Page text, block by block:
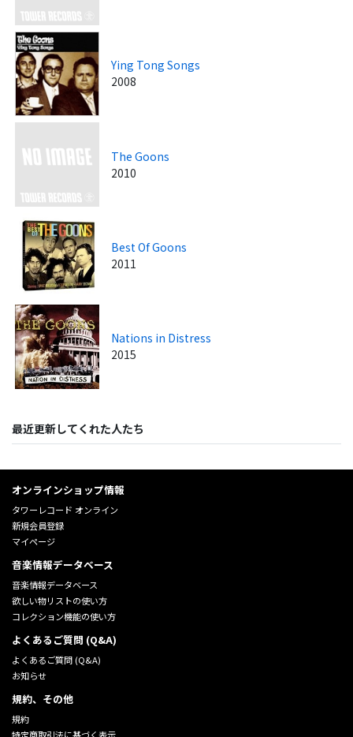
Ying Tong Songs
2008
The Goons
2010
Best Of Goons
2011
Nations in Distress
2015
最近更新してくれた人たち
オンラインショップ情報
タワーレコード オンライン
新規会員登録
マイページ
音楽情報データベース
音楽情報データベース
欲しい物リストの使い方
コレクション機能の使い方
よくあるご質問 (Q&A)
よくあるご質問 (Q&A)
お知らせ
規約、その他
規約